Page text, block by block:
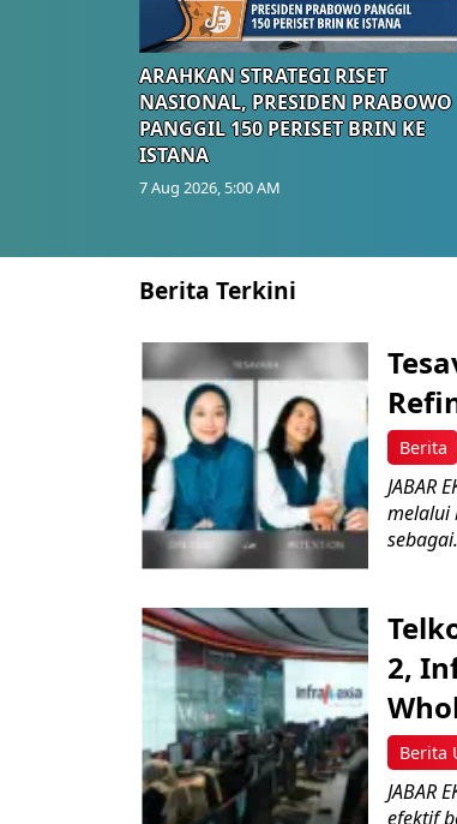
ARAHKAN STRATEGI RISET
NASIONAL, PRESIDEN PRABOWO
PANGGIL 150 PERISET BRIN KE
ISTANA
7 Aug 2026, 5:00 AM
Berita Terkini
Berita
JABAR
melalui
Berita
2,
JABAR
efektif